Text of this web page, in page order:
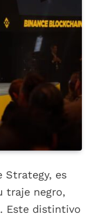
Strategy, es
traje negro,
Este distintivo